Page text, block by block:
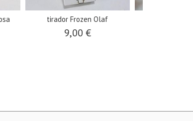
tirador Frozen Olaf
9,00 €